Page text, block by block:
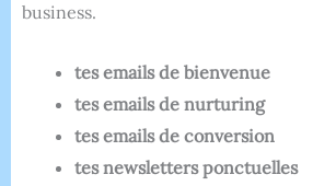
business.
tes emails de bienvenue
tes emails de nurturing
tes emails de conversion
tes newsletters ponctuelles